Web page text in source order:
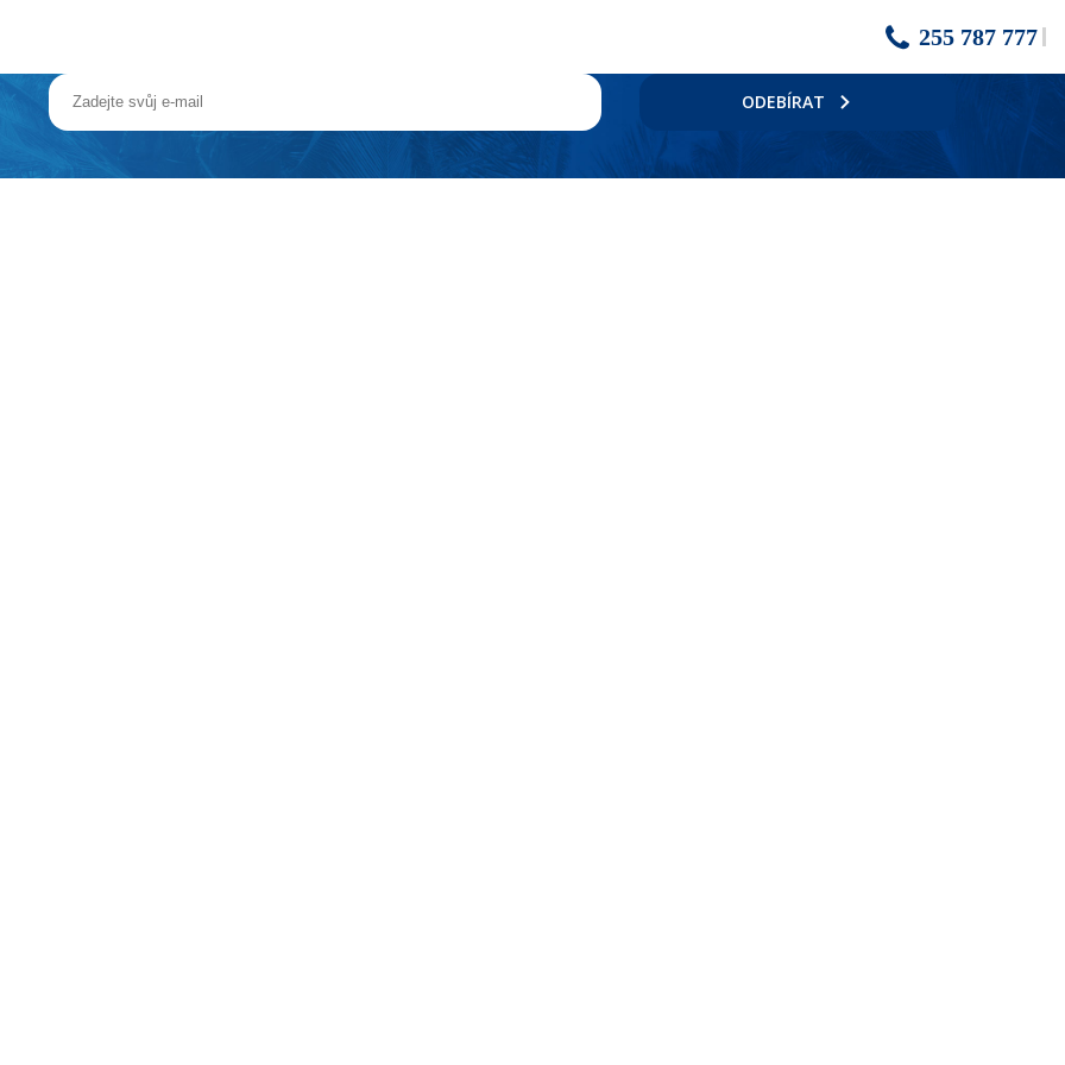
255 787 777
letoviska Kolymbia s obchody, tavernami a bary. Cca 25 km od hlavního města Rhodos a 12 km od centra Faliraki.
2 bazény (jeden relaxační), dětský bazén, terasa na slunění s lehátky a slunečníky zdarma. Osušky za poplatek.
uvedené vybavení)
v eukalyptové aleji.
večeří
& 16.00-17.300 hod.)
hod.)
Lehátka a slunečníky na pláži za poplatek.
ODEBÍRAT